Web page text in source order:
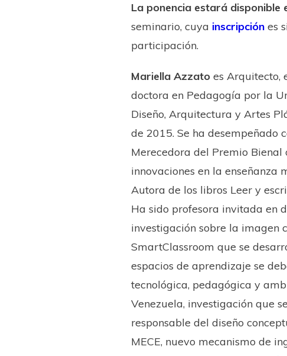
La ponencia estará disponible
seminario, cuya inscripción es
participación.
Mariella Azzato es Arquitecto​,
doctora en Pedagogía por la
Diseño, Arquitectura y Artes
de 2015. Se ha desempeñado
Merecedora del Premio
innovaciones en la
Autora de los libros Leer y
Ha sido profesora invitada en
investigación sobre ​la imagen
SmartClassroom que se
espacios de aprendizaje se
tecnológica, pedagógica y
Venezuela, investigación que
responsable del diseño
MECE, nuevo mecanismo de